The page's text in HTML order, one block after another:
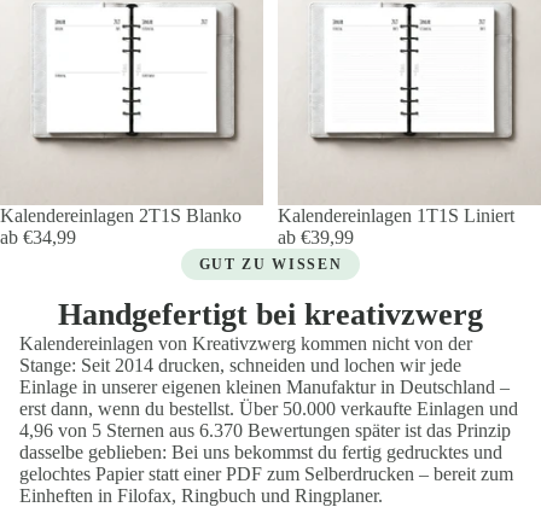
Kalendereinlagen 2T1S Blanko
ab €34,99
Kalendereinlagen 1T1S Liniert
ab €39,99
Handgefertigt bei kreativzwerg
Kalendereinlagen von Kreativzwerg kommen nicht von der
Stange: Seit 2014 drucken, schneiden und lochen wir jede
Einlage in unserer eigenen kleinen Manufaktur in Deutschland –
erst dann, wenn du bestellst. Über 50.000 verkaufte Einlagen und
4,96 von 5 Sternen aus 6.370 Bewertungen später ist das Prinzip
dasselbe geblieben: Bei uns bekommst du fertig gedrucktes und
gelochtes Papier statt einer PDF zum Selberdrucken – bereit zum
Einheften in Filofax, Ringbuch und Ringplaner.